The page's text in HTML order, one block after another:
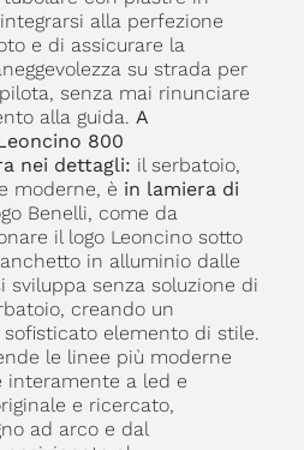
alla perfezione
e di assicurare la
su strada per
senza mai rinunciare
alla guida. A
800
nei dettagli: il serbatoio,
moderne, è in lamiera di
Benelli, come da
il logo Leoncino sotto
in alluminio dalle
sviluppa senza soluzione di
creando un
elemento di stile.
le linee più moderne
interamente a led e
e ricercato,
ad arco e dal